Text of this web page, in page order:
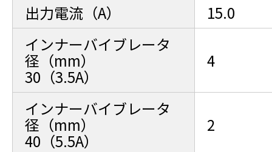
出力電流（A）
15.0
インナーバイブレータ
径（mm）
30（3.5A）
4
インナーバイブレータ
径（mm）
40（5.5A）
2